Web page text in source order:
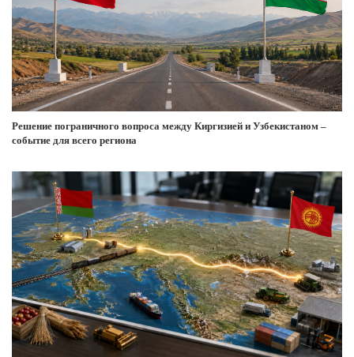
Решение пограничного вопроса между Киргизией и Узбекистаном –
событие для всего региона